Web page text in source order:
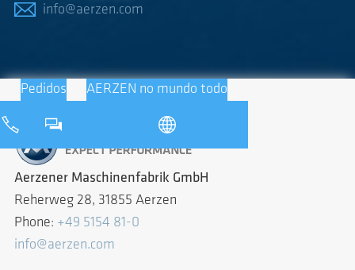
info@aerzen.com
Pedidos AERZEN no mundo todo
Aerzener Maschinenfabrik GmbH
Reherweg 28, 31855 Aerzen
Phone: +49 5154 81-0
info@aerzen.com